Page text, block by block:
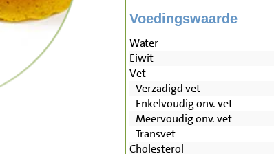
Voedingswaarde
Water
Eiwit
Vet
Verzadigd vet
Enkelvoudig onv. vet
Meervoudig onv. vet
Transvet
Cholesterol